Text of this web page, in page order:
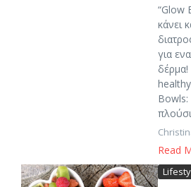
“Glow
κάνει
για
Read